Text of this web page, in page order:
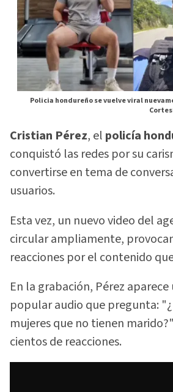
Policia hondureño se vuelve viral
Cristian Pérez, el policía
conquistó las redes por su
convertirse en tema de
usuarios.
Esta vez, un nuevo video del
circular ampliamente,
reacciones por el contenido
En la grabación, Pérez
popular audio que pregunta:
mujeres que no tienen
cientos de reacciones.